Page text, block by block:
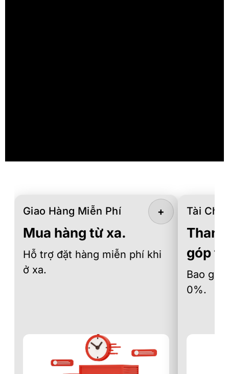
Giao Hàng Miễn Phí
Mua hàng từ xa.
Hỗ trợ đặt hàng miễn phí khi
ở xa.
+ Tài
góp
Bao
0%.